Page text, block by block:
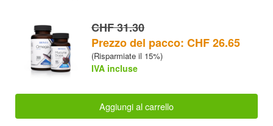
CHF 31.30
Prezzo del pacco: CHF 26.65
(Risparmiate il 15%)
IVA incluse
Aggiungi al carrello